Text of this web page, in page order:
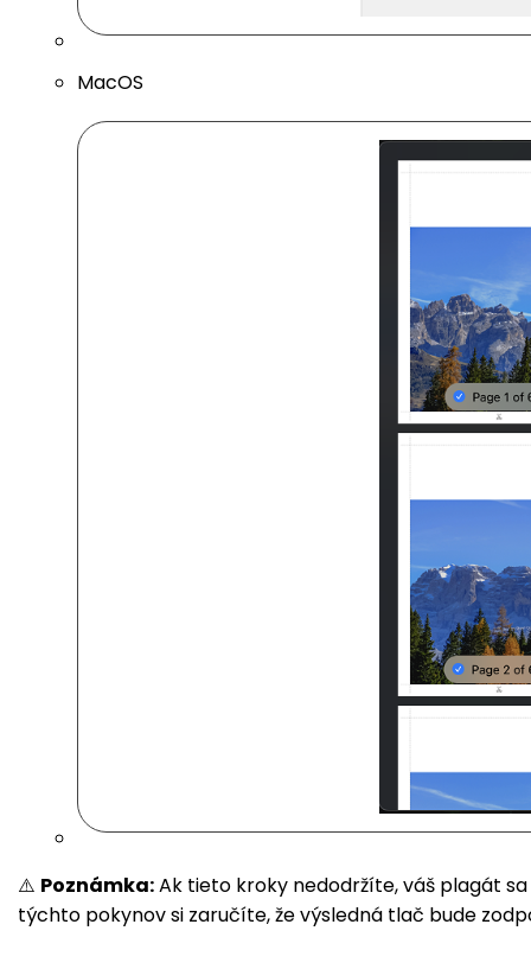
MacOS
⚠️ Poznámka:Ak tieto kroky nedodržíte, váš plagát
týchto pokynov si zaručíte, že výsledná tlač bude